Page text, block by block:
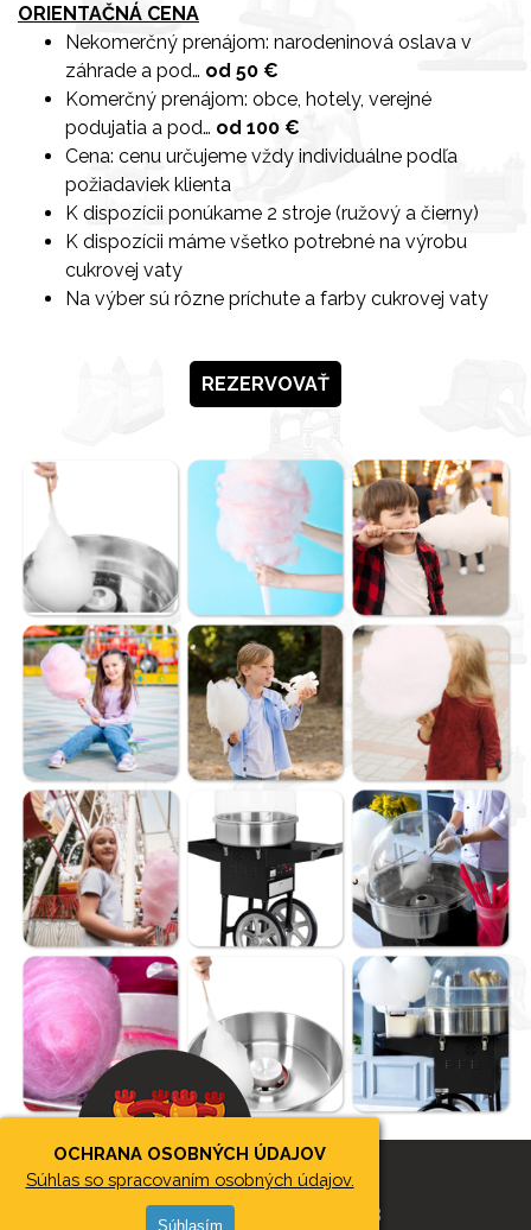
OCHRANA OSOBNÝCH ÚDAJOV
Súhlas so spracovaním osobných údajov.
Súhlasím
ORIENTAČNÁ CENA
Nekomerčný prenájom: narodeninová oslava v
záhrade a pod… od 50 €
Komerčný prenájom: obce, hotely, verejné
podujatia a pod… od 100 €
Cena: cenu určujeme vždy individuálne podľa
požiadaviek klienta
K dispozícii ponúkame 2 stroje (ružový a čierny)
K dispozícii máme všetko potrebné na výrobu
cukrovej vaty
Na výber sú rôzne príchute a farby cukrovej vaty
REZERVOVAŤ
2026 © SKÁKACIEHRADYBB